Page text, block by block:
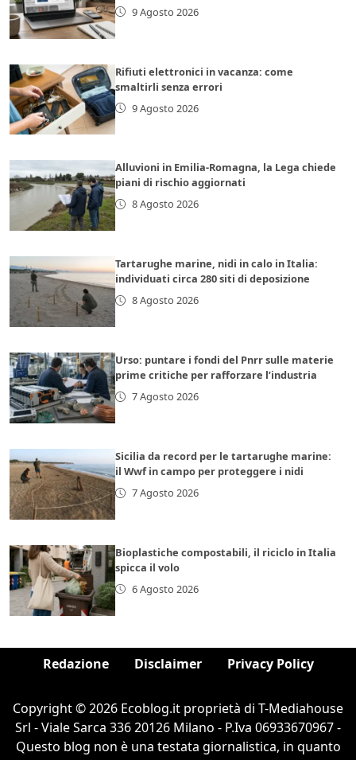
9 Agosto 2026
Rifiuti elettronici in vacanza: come
smaltirli senza errori
9 Agosto 2026
Alluvioni in Emilia-Romagna, la Lega chiede
piani di rischio aggiornati
8 Agosto 2026
Tartarughe marine, nidi in calo in Italia:
individuati circa 280 siti di deposizione
8 Agosto 2026
Urso: puntare i fondi del Pnrr sulle materie
prime critiche per rafforzare l’industria
7 Agosto 2026
Sicilia da record per le tartarughe marine:
il Wwf in campo per proteggere i nidi
7 Agosto 2026
Bioplastiche compostabili, il riciclo in Italia
spicca il volo
6 Agosto 2026
Redazione Disclaimer Privacy Policy
Copyright © 2026 Ecoblog.it proprietà di T-Mediahouse
Srl - Viale Sarca 336 20126 Milano - P.Iva 06933670967 -
Questo blog non è una testata giornalistica, in quanto